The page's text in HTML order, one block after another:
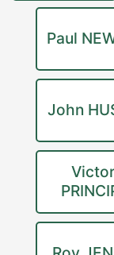
Paul
John